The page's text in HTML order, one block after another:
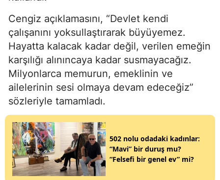
Cengiz açıklamasını, “Devlet kendi
çalışanını yoksullaştırarak büyüyemez.
Hayatta kalacak kadar değil, verilen emeğin
karşılığı alınıncaya kadar susmayacağız.
Milyonlarca memurun, emeklinin ve
ailelerinin sesi olmaya devam edeceğiz”
sözleriyle tamamladı.
502 nolu odadaki kadınlar:
“Mavi” bir duruş mu?
“Felsefi bir genel ev” mi?